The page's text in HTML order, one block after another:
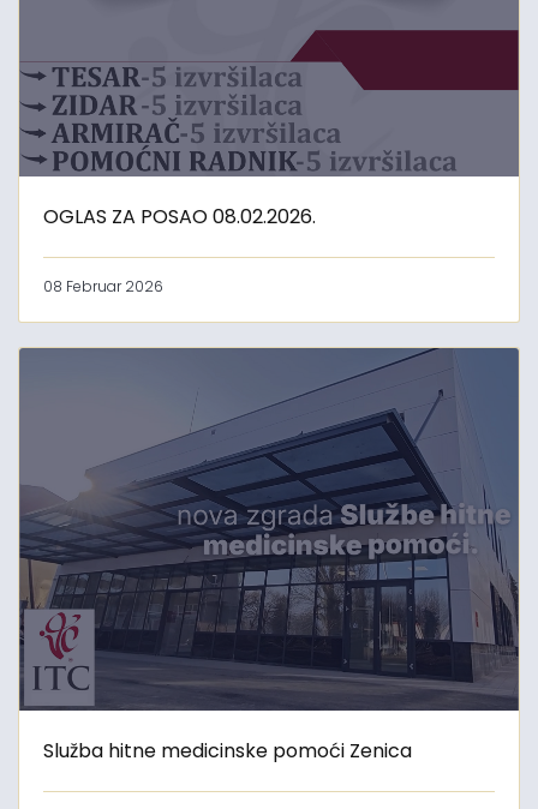
OGLAS ZA POSAO 08.02.2026.
08 Februar 2026
Služba hitne medicinske pomoći Zenica